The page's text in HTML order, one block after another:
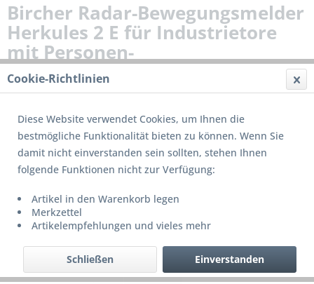
Bircher Radar-Bewegungsmelder
Herkules 2 E für Industrietore
mit Personen-
Fahrzeugunterscheidung
Cookie-Richtlinien
Diese Website verwendet Cookies, um Ihnen die
bestmögliche Funktionalität bieten zu können. Wenn Sie
damit nicht einverstanden sein sollten, stehen Ihnen
folgende Funktionen nicht zur Verfügung:
Artikel in den Warenkorb legen
Merkzettel
Artikelempfehlungen und vieles mehr
Einverstanden
Schließen